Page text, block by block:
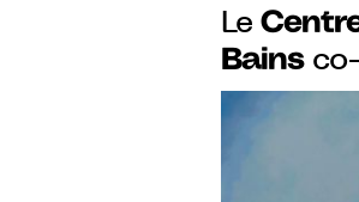
Le
Bainsco-
"Encoder
de